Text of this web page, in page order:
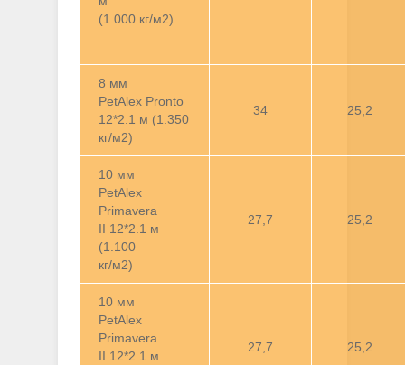
(1.000 кг/м2)
8 мм
PetAlex Pronto
12*2.1 м (1.350
кг/м2)
34 25,2
10 мм
PetAlex
Primavera
II 12*2.1 м
(1.100
кг/м2)
27,7 25,2
10 мм
PetAlex
Primavera
II 12*2.1 м
27,7 25,2